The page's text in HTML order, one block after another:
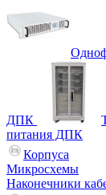
ДПК
питания ДПК
Корпуса
Микросхемы
Наконечники